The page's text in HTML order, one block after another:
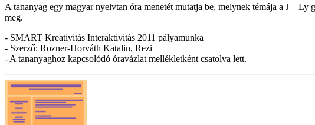
A tananyag egy magyar nyelvtan óra menetét mutatja be, melynek témája a J –
meg.
- SMART Kreativitás Interaktivitás 2011 pályamunka
- Szerző: Rozner-Horváth Katalin, Rezi
- A tananyaghoz kapcsolódó óravázlat mellékletként csatolva lett.